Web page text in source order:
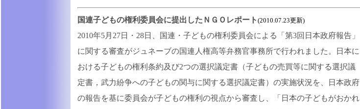
国連子どもの権利委員会に提出したＮＧＯレポート (2010.07.23更新)
2010年5月27日・28日、国連・子どもの権利委員会による「第3回日本政府報告」
に関する審査がジュネーブの国連人権高等弁務官事務所で行われました。日本に
おける子どもの権利条約及び2つの選択議定書（子どもの売買等に関する選択議
定書，武力紛争への子どもの関与に関する選択議定書）の実施状況を、日本政府
の報告を基に委員会が子どもの権利の視点から審査し、「日本の子どもがおかれ